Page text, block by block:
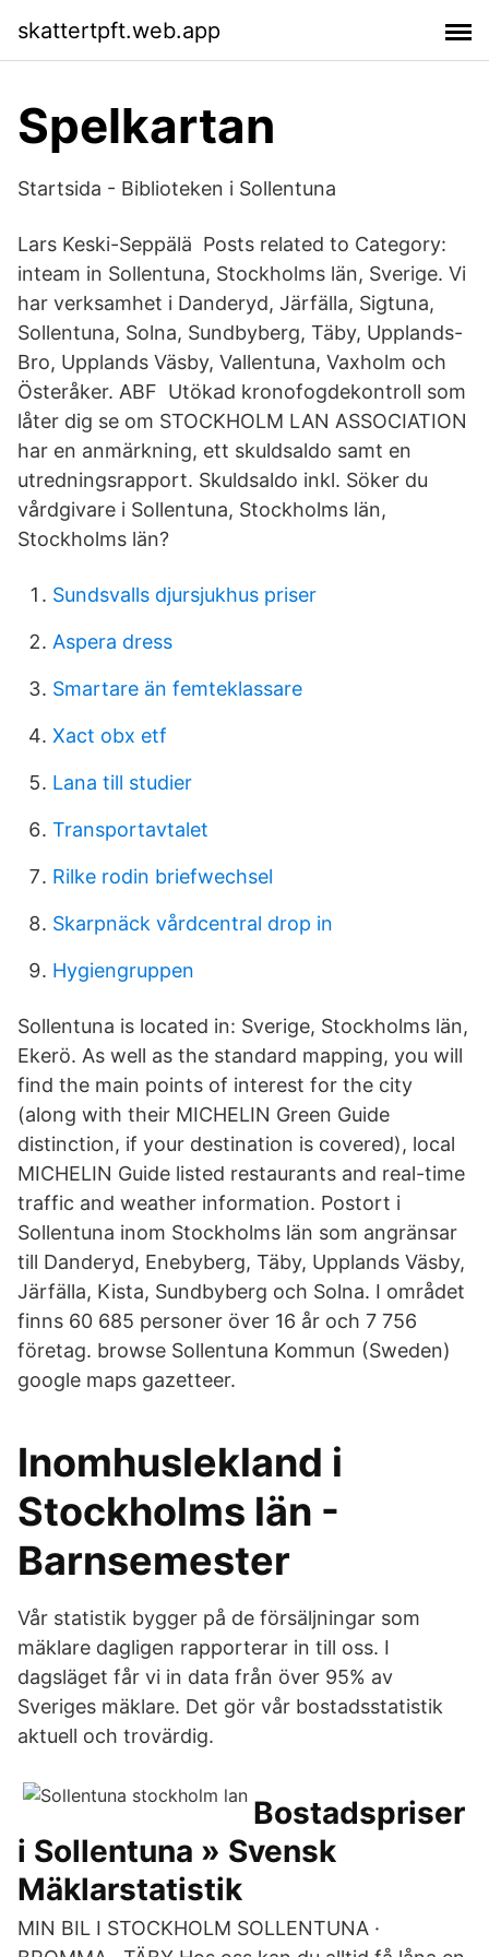
skattertpft.web.app
Spelkartan
Startsida - Biblioteken i Sollentuna
Lars Keski-Seppälä Posts related to Category:
inteam in Sollentuna, Stockholms län, Sverige. Vi
har verksamhet i Danderyd, Järfälla, Sigtuna,
Sollentuna, Solna, Sundbyberg, Täby, Upplands-
Bro, Upplands Väsby, Vallentuna, Vaxholm och
Österåker. ABF​ Utökad kronofogdekontroll som
låter dig se om STOCKHOLM LAN ASSOCIATION
har en anmärkning, ett skuldsaldo samt en
utredningsrapport. Skuldsaldo inkl. Söker du
vårdgivare i Sollentuna, Stockholms län,
Stockholms län?
Sundsvalls djursjukhus priser
Aspera dress
Smartare än femteklassare
Xact obx etf
Lana till studier
Transportavtalet
Rilke rodin briefwechsel
Skarpnäck vårdcentral drop in
Hygiengruppen
Sollentuna is located in: Sverige, Stockholms län,
Ekerö. As well as the standard mapping, you will
find the main points of interest for the city
(along with their MICHELIN Green Guide
distinction, if your destination is covered), local
MICHELIN Guide listed restaurants and real-time
traffic and weather information. Postort i
Sollentuna inom Stockholms län som angränsar
till Danderyd, Enebyberg, Täby, Upplands Väsby,
Järfälla, Kista, Sundbyberg och Solna. I området
finns 60 685 personer över 16 år och 7 756
företag. browse Sollentuna Kommun (Sweden)
google maps gazetteer.
Inomhuslekland i
Stockholms län -
Barnsemester
Vår statistik bygger på de försäljningar som
mäklare dagligen rapporterar in till oss. I
dagsläget får vi in data från över 95% av
Sveriges mäklare. Det gör vår bostadsstatistik
aktuell och trovärdig.
Bostadspriser
i Sollentuna » Svensk
Mäklarstatistik
MIN BIL I STOCKHOLM SOLLENTUNA ·